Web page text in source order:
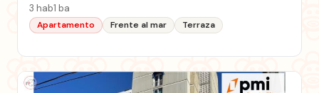
3 hab1 ba
Apartamento Frente al mar Terraza